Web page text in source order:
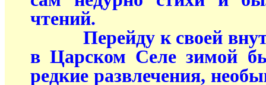
чтений.
Перейду к своей
в Царском Селе зимой
редкие развлечения,